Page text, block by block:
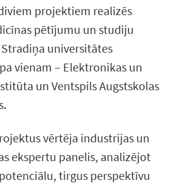
projektiem realizēs
pētījumu un studiju
universitātes
vienam – Elektronikas un
un Ventspils Augstskolas
vērtēja industrijas un
ekspertu panelis, analizējot
tirgus perspektīvu